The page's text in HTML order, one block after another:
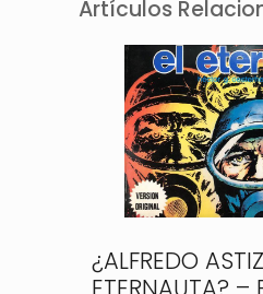
Artículos
¿ALFREDO